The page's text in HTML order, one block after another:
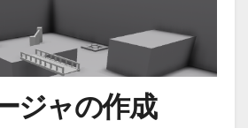
ジャの作成